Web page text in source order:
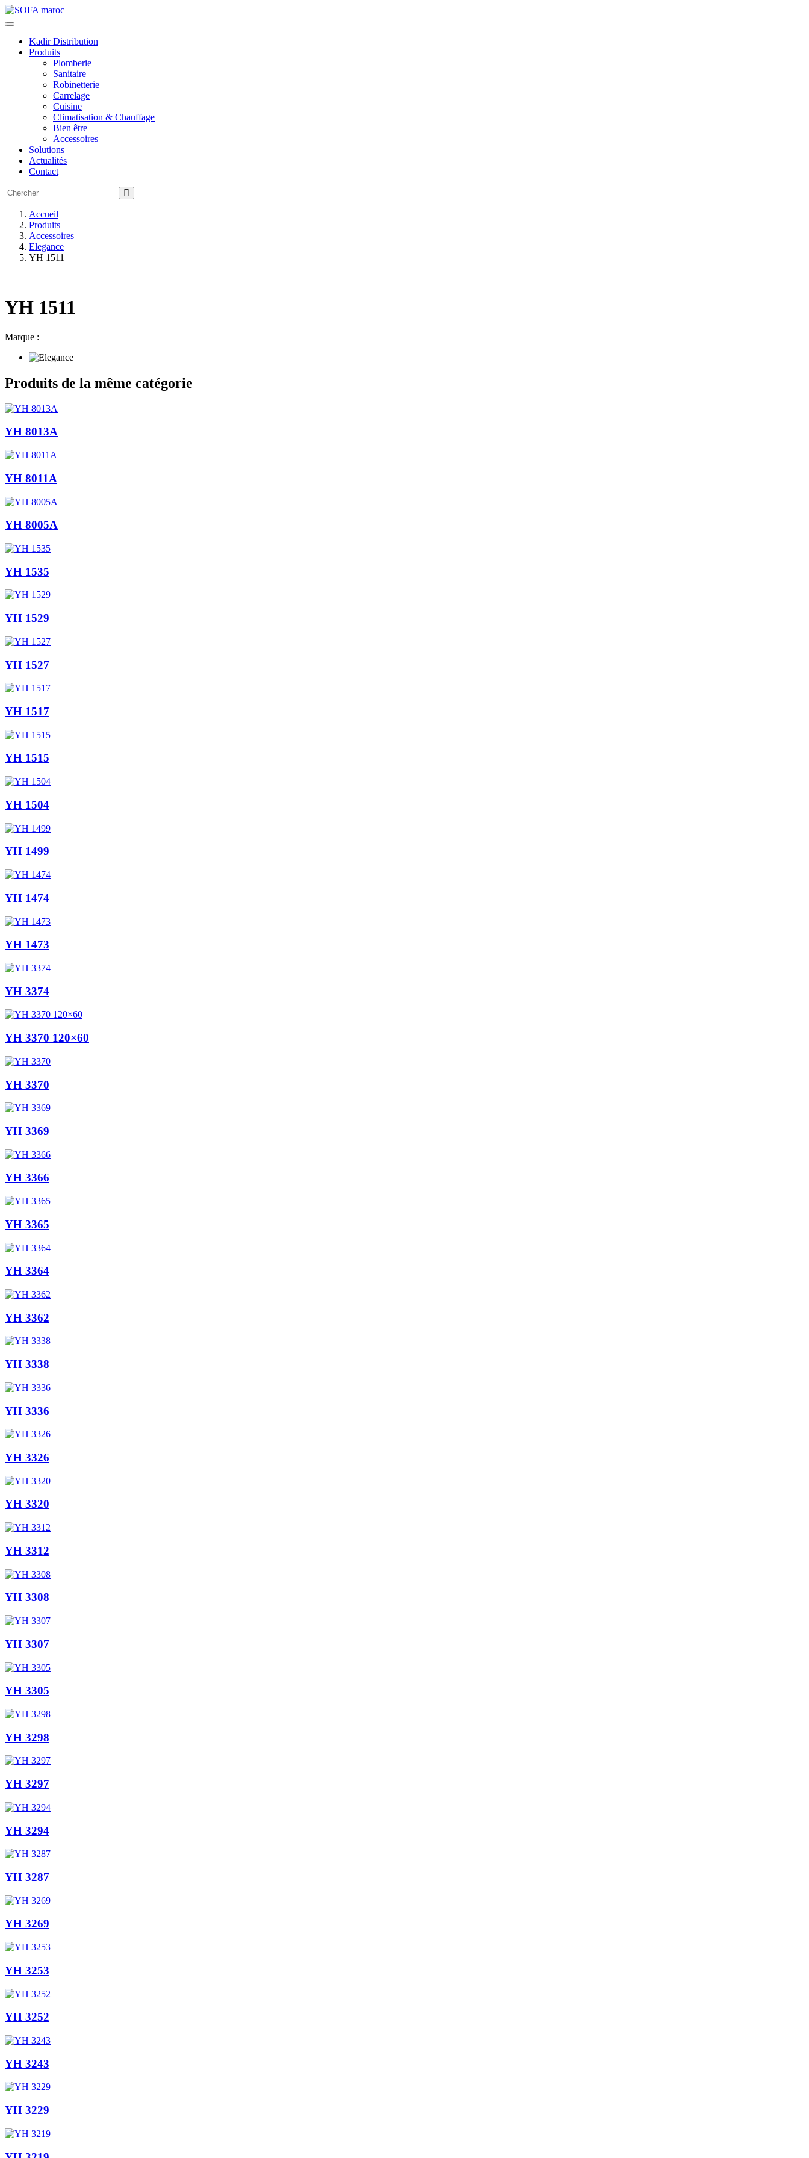
Kadir Distribution
Produits
Plomberie
Sanitaire
Robinetterie
Carrelage
Cuisine
Climatisation & Chauffage
Bien être
Accessoires
Solutions
Actualités
Contact
Accueil
Produits
Accessoires
Elegance
YH 1511
YH 1511
Marque :
Produits de la même catégorie
YH 8013A
YH 8011A
YH 8005A
YH 1535
YH 1529
YH 1527
YH 1517
YH 1515
YH 1504
YH 1499
YH 1474
YH 1473
YH 3374
YH 3370 120×60
YH 3370
YH 3369
YH 3366
YH 3365
YH 3364
YH 3362
YH 3338
YH 3336
YH 3326
YH 3320
YH 3312
YH 3308
YH 3307
YH 3305
YH 3298
YH 3297
YH 3294
YH 3287
YH 3269
YH 3253
YH 3252
YH 3243
YH 3229